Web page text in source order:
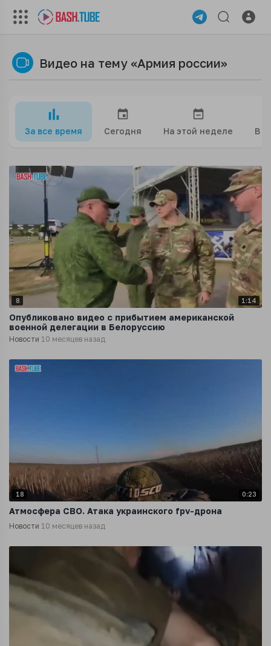
Видео на тему «Армия россии»
За все время Сегодня На этой неделе В
8 1:14
Опубликовано видео с прибытием американской
военной делегации в Белоруссию
Новости 10 месяцев назад
18 0:23
Атмосфера СВО. Атака украинского fpv-дрона
Новости 10 месяцев назад